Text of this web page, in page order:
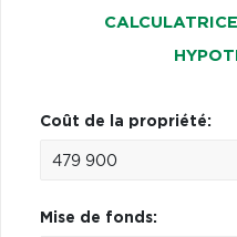
Coût de la propriété:
Mise de fonds: